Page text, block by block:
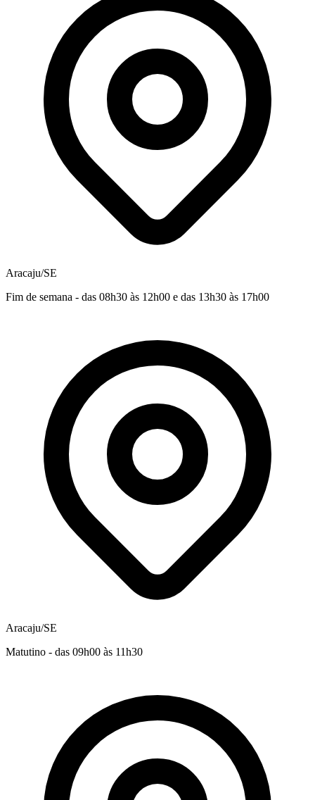
Aracaju/SE
Fim de semana - das 08h30 às 12h00 e das 13h30 às 17h00
Aracaju/SE
Matutino - das 09h00 às 11h30